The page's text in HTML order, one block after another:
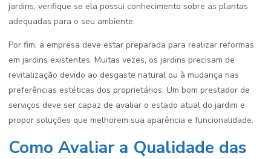
jardins, verifique se ela possui conhecimento sobre as plantas
adequadas para o seu ambiente.
Por fim, a empresa deve estar preparada para realizar reformas
em jardins existentes. Muitas vezes, os jardins precisam de
revitalização devido ao desgaste natural ou à mudança nas
preferências estéticas dos proprietários. Um bom prestador de
serviços deve ser capaz de avaliar o estado atual do jardim e
propor soluções que melhorem sua aparência e funcionalidade.
Como Avaliar a Qualidade das